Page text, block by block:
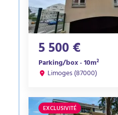
5 500 €
Parking/box · 10m²
Limoges (87000)
EXCLUSIVITÉ